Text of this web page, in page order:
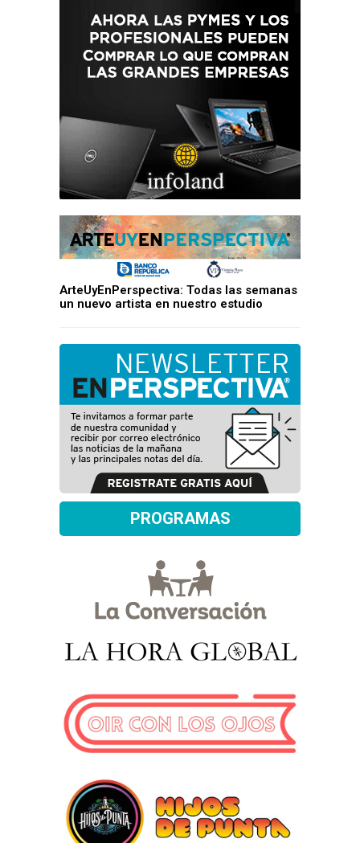
ArteUyEnPerspectiva: Todas las semanas
un nuevo artista en nuestro estudio
PROGRAMAS